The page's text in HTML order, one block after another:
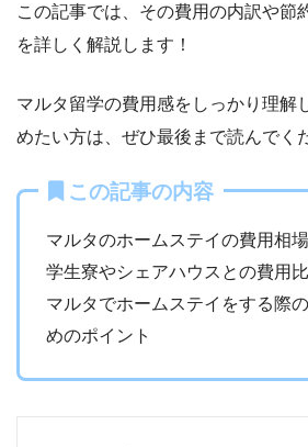
この記事では、その費用の内訳や節
を詳しく解説します！
マルタ留学の費用感をしっかり理解
めたい方は、ぜひ最後まで読んでく
この記事の内容
マルタのホームステイの費用相場
学生寮やシェアハウスとの費用
マルタでホームステイをする際
めのポイント